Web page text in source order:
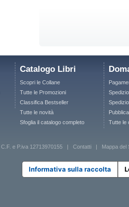
Catalogo Libri
Scopri le Collane
Tutte le Promozioni
Classifica Bestseller
Tutte le novità
Sfoglia il catalogo completo
Tutte le
C.F. e P.iva 12713970155 | Contatti Mappa del
Informativa sulla raccolta